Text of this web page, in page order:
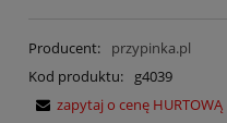
Producent:
przypinka.pl
Kod produktu:
g4039
zapytaj o cenę HURTOWĄ